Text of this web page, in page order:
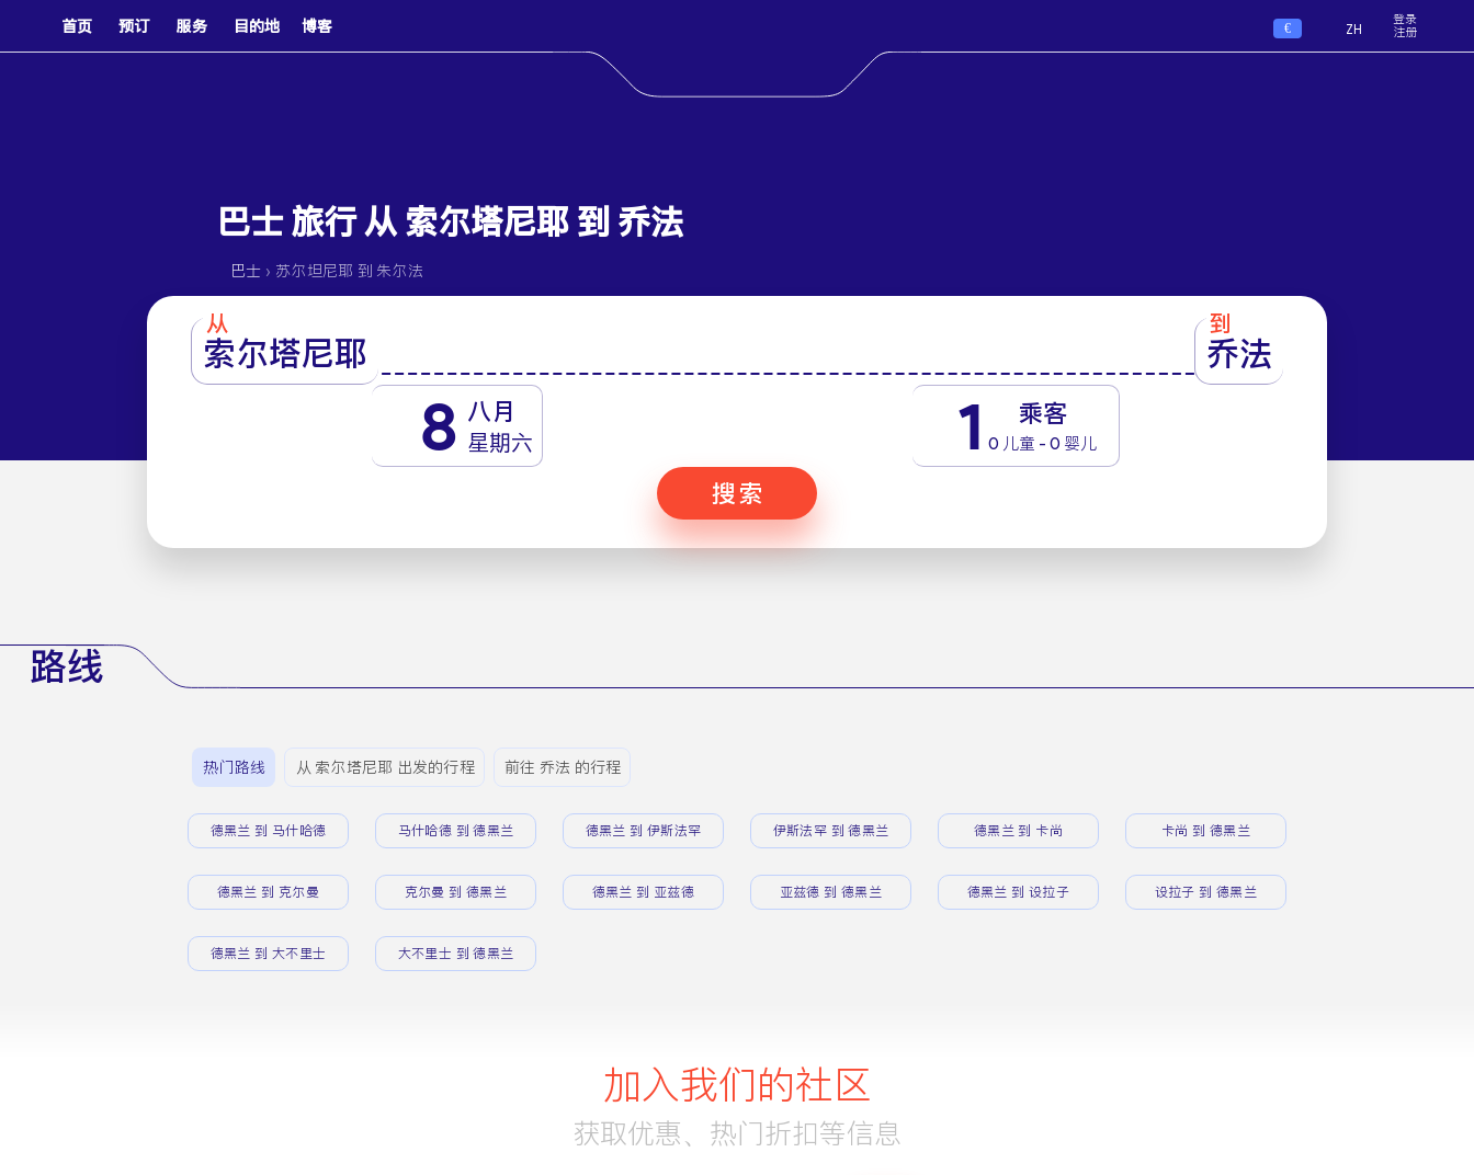
首页 预订 服务 目的地 博客 € ZH
登录
注册
巴士 旅行 从 索尔塔尼耶 到 乔法
巴士 › 苏尔坦尼耶 到 朱尔法
从
索尔塔尼耶
到
乔法
8 八月
星期六 1 乘客
0 儿童 - 0 婴儿
搜索
路线
热门路线 从 索尔塔尼耶 出发的行程 前往 乔法 的行程
德黑兰 到 马什哈德 马什哈德 到 德黑兰 德黑兰 到 伊斯法罕 伊斯法罕 到 德黑兰 德黑兰 到 卡尚 卡尚 到 德黑兰
德黑兰 到 克尔曼 克尔曼 到 德黑兰 德黑兰 到 亚兹德 亚兹德 到 德黑兰 德黑兰 到 设拉子 设拉子 到 德黑兰
德黑兰 到 大不里士 大不里士 到 德黑兰
加入我们的社区
获取优惠、热门折扣等信息